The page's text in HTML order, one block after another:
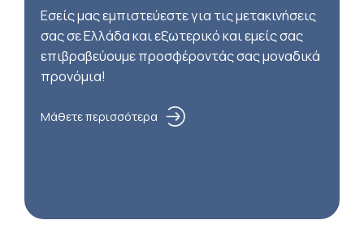
Εσείς μας εμπιστεύεστε για τις μετακινήσεις
σας σε Ελλάδα και εξωτερικό και εμείς σας
επιβραβεύουμε προσφέροντάς σας μοναδικά
προνόμια!
Μάθετε περισσότερα